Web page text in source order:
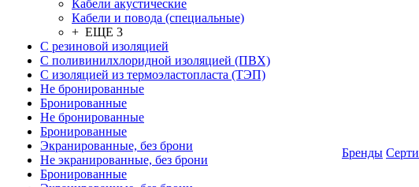
Кабели акустические
Кабели и повода (специальные)
+ ЕЩЕ 3
С резиновой изоляцией
С поливинилхлоридной изоляцией (ПВХ)
С изоляцией из термоэластопласта (ТЭП)
Не бронированные
Бронированные
Не бронированные
Бронированные
Экранированные, без брони
Не экранированные, без брони
Бронированные
Бренды